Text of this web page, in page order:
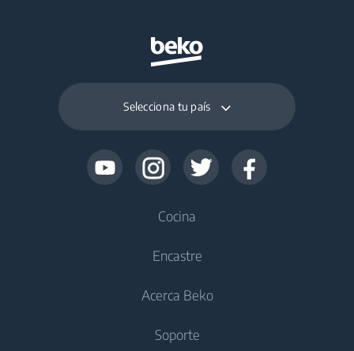
Selecciona tu país
Cocina
Frigoríficos y congeladores
Frigoríficos y congeladores integrables
Encastre
Frigoríficos y congeladores integrables
Acerca Beko
Soporte